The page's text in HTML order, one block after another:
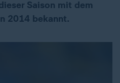
Saison mit dem
2014 bekannt.